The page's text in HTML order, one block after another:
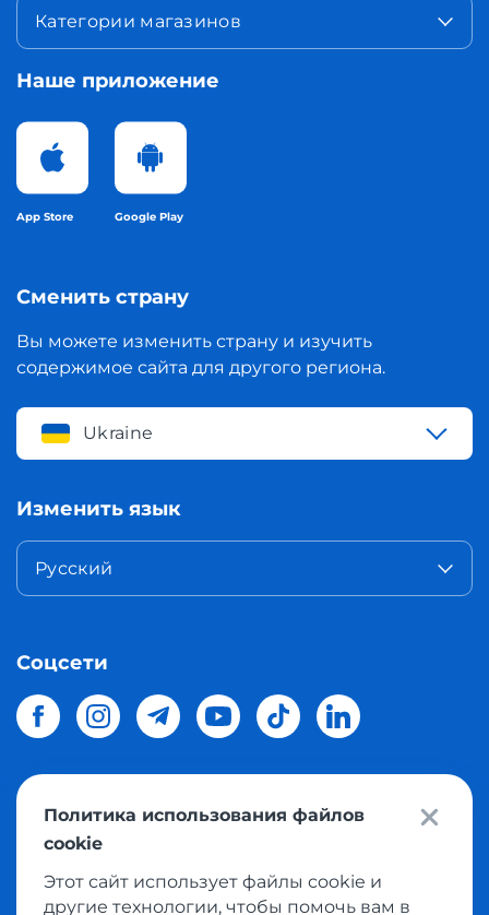
Категории магазинов
Наше приложение
App Store Google Play
Сменить страну
Вы можете изменить страну и изучить
содержимое сайта для другого региона.
Ukraine
Изменить язык
Русский
Соцсети
© 2026 Meest Shoppingдоставка покупок с интернет
магазинов мира в Украину.
Политика конфиденциальности
Политика использования файлов
cookie
Этот сайт использует файлы cookie и
другие технологии, чтобы помочь вам в